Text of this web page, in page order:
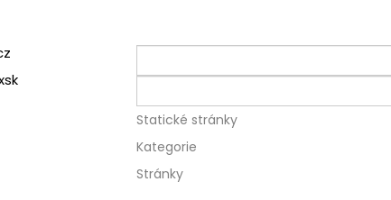
Statické stránky
Kategorie
Stránky